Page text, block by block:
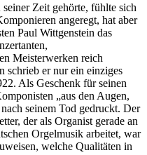
Zeit gehörte, fühlte sich
angeregt, hat aber
Paul Wittgenstein das
Meisterwerken reich
schrieb er nur ein einziges
Als Geschenk für seinen
„aus den Augen,
seinem Tod gedruckt. Der
der als Organist gerade an
Orgelmusik arbeitet, war
welche Qualitäten in